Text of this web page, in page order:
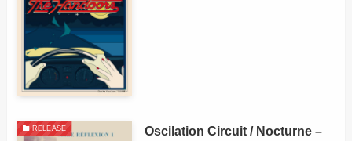
RELEASE
Oscilation Circuit / Nocturne –